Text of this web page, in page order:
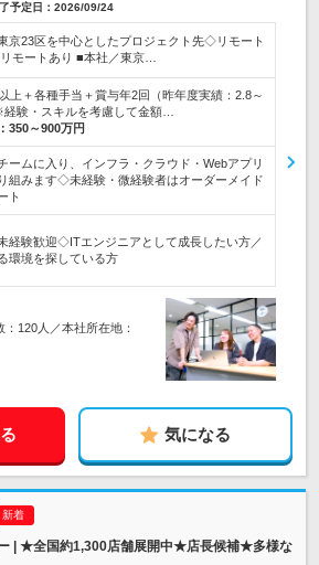
予定日：2026/09/24
京23区を中心としたプロジェクト先◇リモート
モートあり ■本社／東京…
上＋各種手当＋賞与年2回（昨年度実績：2.8～
験・スキルを考慮して金額…
350～900万円
ームに入り、インフラ・クラウド・Webアプリ
組みます◇未経験・微経験者はオーダーメイド
ト
経験歓迎◇ITエンジニアとして成長したい方／
環境を探している方
120人／本社所在地：
気になる
| ★全国約1,300店舗展開中★店長候補★多様な